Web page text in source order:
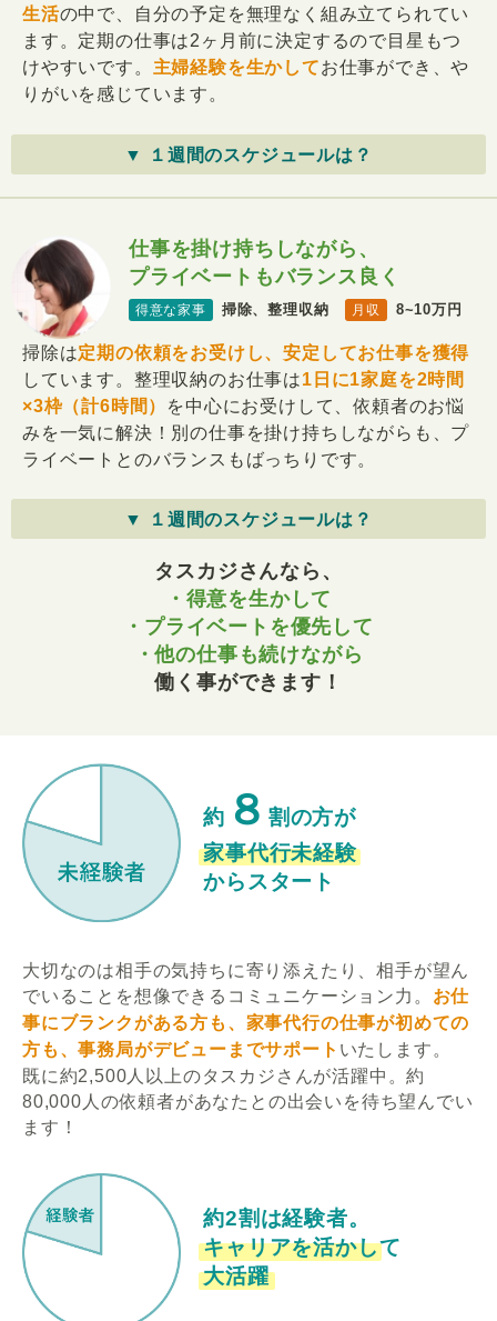
生活の中で、自分の予定を無理なく組み立てられてい
ます。定期の仕事は2ヶ月前に決定するので目星もつ
けやすいです。 主婦経験を生かしてお仕事ができ、や
りがいを感じています。
▼ １週間のスケジュールは？
仕事を掛け持ちしながら、
プライベートもバランス良く
得意な家事 掃除、整理収納 月収 8~10万円
掃除は定期の依頼をお受けし、安定してお仕事を獲得
しています。整理収納のお仕事は1日に1家庭を2時間
×3枠（計6時間）
を中心にお受けして、依頼者のお悩
みを一気に解決！別の仕事を掛け持ちしながらも、プ
ライベートとのバランスもばっちりです。
▼ １週間のスケジュールは？
タスカジさんなら、
・得意を生かして
・プライベートを優先して
・他の仕事も続けながら
働く事ができます！
約 ８ 割の方が
家事代行未経験
からスタート
大切なのは相手の気持ちに寄り添えたり、相手が望ん
でいることを想像できるコミュニケーション力。 お仕
事にブランクがある方も、家事代行の仕事が初めての
方も、事務局がデビューまでサポート いたします。
既に約2,500人以上のタスカジさんが活躍中。約
80,000人の依頼者があなたとの出会いを待ち望んでい
ます！
約2割は経験者。
キャリアを活かして
大活躍